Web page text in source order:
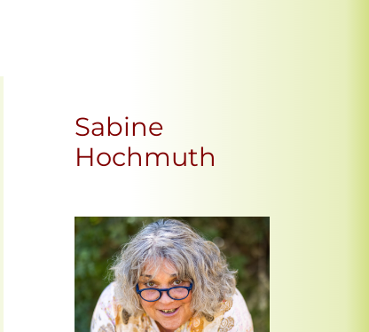
Office 365
Sabine
Hochmuth